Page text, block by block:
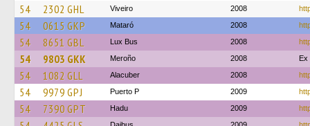
54 2302 GHL Viveiro 2008
54 0615 GKP Mataró 2008
54 8651 GBL Lux Bus 2008
54 9803 GKK Meroño 2008 Ex
54 1082 GLL Alacuber 2008
54 9979 GPJ Puerto P 2009
54 7390 GPT Hadu 2009